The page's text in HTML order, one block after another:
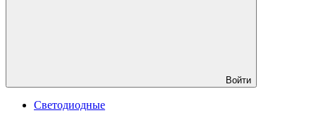
Войти
Светодиодные